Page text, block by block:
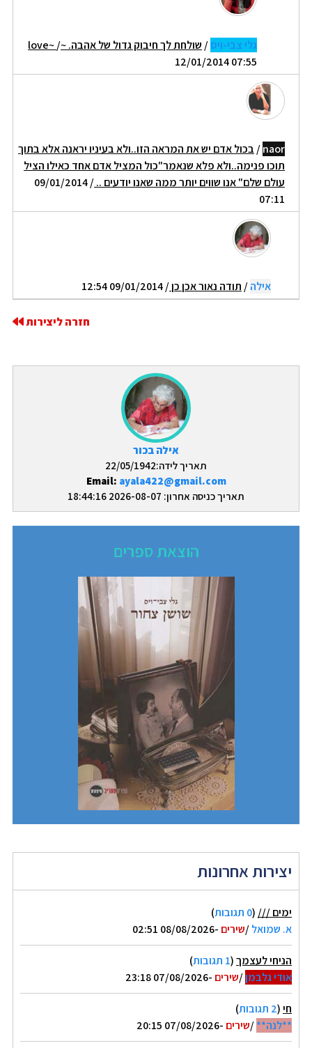
אילה בכור
תאריך לידה:22/05/1942
Email: ayala422@gmail.com
תאריך כניסה אחרון: 2026-08-07 18:44:16
הוצאת ספרים
יצירות אחרונות
ימים /// (0 תגובות
)
א. שמואל/שירים -08/08/2026 02:51
הניחי לעצמך(1 תגובות
)
אודי גלבמן/שירים -07/08/2026 23:18
חי(2 תגובות
)
**לנה**/שירים -07/08/2026 20:15
גלי צבי-ויס/ שולחת לך חיבוק גדול של אהבה. ~love~/
12/01/2014 07:55
naor
/ בכול אדם יש את המראה הזו..ולא בעיניו יראנה אלא בתוך
תוכו פנימה..ולא פלא שנאמר"כול המציל אדם אחד כאילו הציל
עולם שלם" אנו שווים יותר ממה שאנו יודעים ..
/ 09/01/2014
07:11
אילה/ תודה נאור אכן כן/ 09/01/2014 12:54
חזרה ליצירות